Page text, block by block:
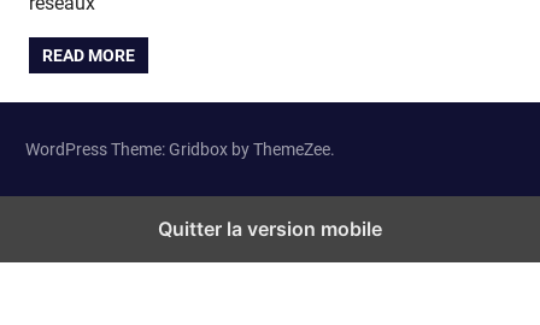
READ MORE
WordPress Theme: Gridbox by ThemeZee.
Quitter la version mobile